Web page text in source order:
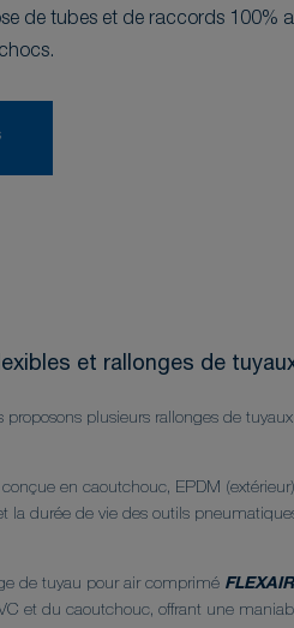
de tubes et de raccords 100%
et rallonges de
proposons plusieurs rallonges de
en caoutchouc, EPDM
la durée de vie des outils
de tuyau pour air comprimé FLEXAIR
et du caoutchouc, offrant une